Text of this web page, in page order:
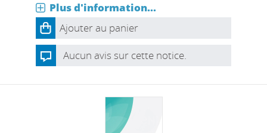
Plus d'information...
Ajouter au panier
Aucun avis sur cette notice.